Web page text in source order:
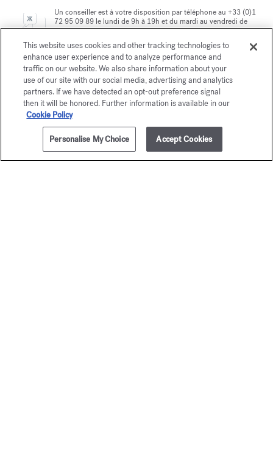
Un conseiller est à votre disposition par téléphone au +33 (0)1
72 95 09 89 le lundi de 9h à 19h et du mardi au vendredi de
10h à 19h, ou paremail
Paiement sécurisé
La Maison vous offre
le choix entre deux écrins
En savoir plus
This website uses cookies and other tracking technologies to
enhance user experience and to analyze performance and
traffic on our website. We also share information about your
use of our site with our social media, advertising and analytics
partners. If we have detected an opt-out preference signal
then it will be honored. Further information is available in our
Cookie Policy
Personalise My Choice Accept Cookies